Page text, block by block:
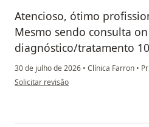
Atencioso, ótimo
Mesmo sendo consulta
diagnóstico/tratamento
30 de julho de 2026 • Clínica Farron •
na opinião do utilizador FA
Solicitar revisão